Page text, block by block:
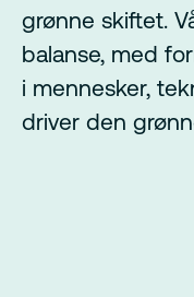
grønne skiftet.
balanse, med
i mennesker,
driver den